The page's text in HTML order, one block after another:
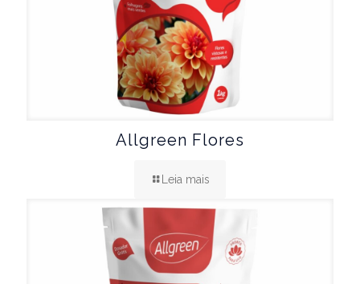
Allgreen Flores
Leia mais